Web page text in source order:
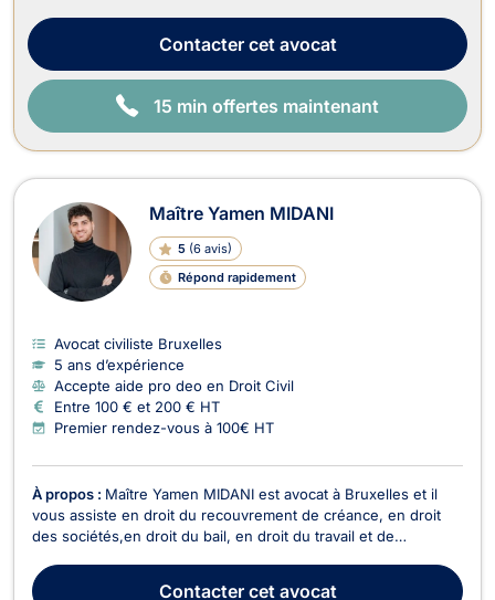
grande combativité d...Contactercet avocat
15 min offertes maintenant
Maître Yamen MIDANI
5 (6 avis)
Répond rapidement
Avocat civiliste Bruxelles
5 ans d’expérience
Accepte aide pro deo en Droit Civil
Entre 100 € et 200 € HT
Premier rendez-vous à 100€ HT
À propos : Maître Yamen MIDANI est avocat à Bruxelles et il
vous assiste en droit du recouvrement de créance, en droit
des sociétés,en droit du bail, en droit du travail et de
et de la concurrence. Il peut vous recevoir ou vous conseiller
Contactercet avocat